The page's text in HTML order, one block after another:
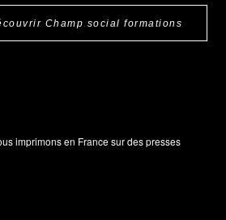
Champ social formations
imprimons en France sur des presses